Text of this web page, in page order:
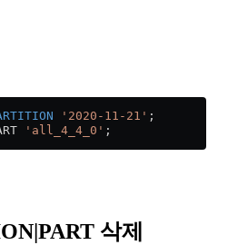
'2020-11-21' ;
'all_4_4_0' ;
삭제